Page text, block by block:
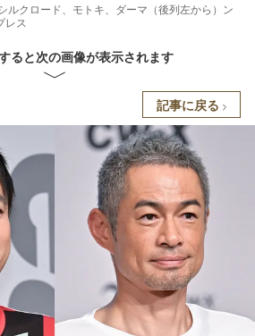
ルクロード、モトキ、ダーマ（後列左から）ン
レス
ると次の画像が表示されます
記事に戻る